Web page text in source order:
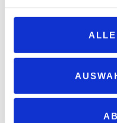
– betrachtet werden,
wäre hier vor allem
Rohstoffverbrauchs
manövrieren könnte.
nicht nur in Europa